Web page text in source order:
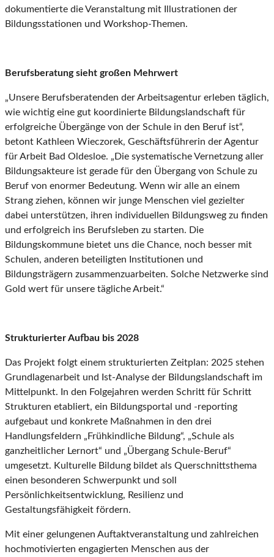
dokumentierte die Veranstaltung mit Illustrationen der
Bildungsstationen und Workshop-Themen.
Berufsberatung sieht großen Mehrwert
„Unsere Berufsberatenden der Arbeitsagentur erleben täglich,
wie wichtig eine gut koordinierte Bildungslandschaft für
erfolgreiche Übergänge von der Schule in den Beruf ist“,
betont Kathleen Wieczorek, Geschäftsführerin der Agentur
für Arbeit Bad Oldesloe. „Die systematische Vernetzung aller
Bildungsakteure ist gerade für den Übergang von Schule zu
Beruf von enormer Bedeutung. Wenn wir alle an einem
Strang ziehen, können wir junge Menschen viel gezielter
dabei unterstützen, ihren individuellen Bildungsweg zu finden
und erfolgreich ins Berufsleben zu starten. Die
Bildungskommune bietet uns die Chance, noch besser mit
Schulen, anderen beteiligten Institutionen und
Bildungsträgern zusammenzuarbeiten. Solche Netzwerke sind
Gold wert für unsere tägliche Arbeit.“
Strukturierter Aufbau bis 2028
Das Projekt folgt einem strukturierten Zeitplan: 2025 stehen
Grundlagenarbeit und Ist-Analyse der Bildungslandschaft im
Mittelpunkt. In den Folgejahren werden Schritt für Schritt
Strukturen etabliert, ein Bildungsportal und -reporting
aufgebaut und konkrete Maßnahmen in den drei
Handlungsfeldern „Frühkindliche Bildung“, „Schule als
ganzheitlicher Lernort“ und „Übergang Schule-Beruf“
umgesetzt. Kulturelle Bildung bildet als Querschnittsthema
einen besonderen Schwerpunkt und soll
Persönlichkeitsentwicklung, Resilienz und
Gestaltungsfähigkeit fördern.
Mit einer gelungenen Auftaktveranstaltung und zahlreichen
hochmotivierten engagierten Menschen aus der